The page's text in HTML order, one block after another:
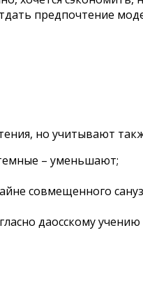
предпочтение
но учитывают
– уменьшают;
совмещенного
даосскому